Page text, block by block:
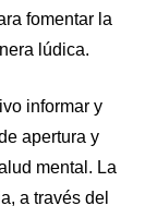
fomentar la
lúdica.
informar y
apertura y
mental. La
a través del